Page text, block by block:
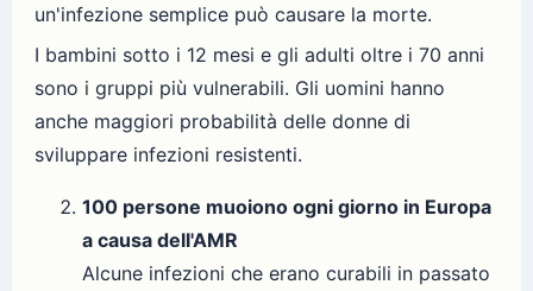
un'infezione semplice può causare la morte.
I bambini sotto i 12 mesi e gli adulti oltre i 70 anni
sono i gruppi più vulnerabili. Gli uomini hanno
anche maggiori probabilità delle donne di
sviluppare infezioni resistenti.
100 persone muoiono ogni giorno in Europa
a causa dell'AMR
Alcune infezioni che erano curabili in passato